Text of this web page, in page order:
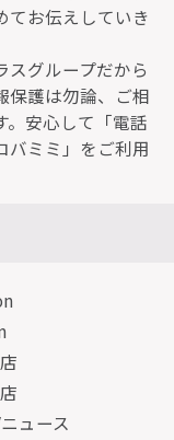
てお伝えしていき
グループだから
保護は勿論、ご相
。安心して「電話
バミミ」をご利用
ュース